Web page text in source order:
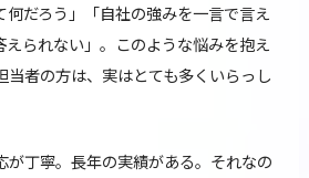
何だろう」「自社の強みを一言で言え
えられない」。このような悩みを抱え
当者の方は、実はとても多くいらっし
が丁寧。長年の実績がある。それなの